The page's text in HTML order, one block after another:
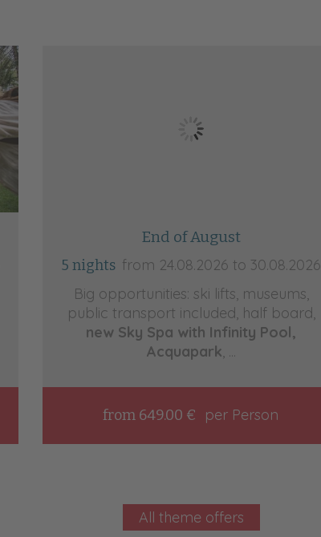
End of August
5 nights from 24.08.2026 to 30.08.2026
Big opportunities: ski lifts, museums,
public transport included, half board,
new Sky Spa with Infinity Pool,
Acquapark, ...
from 649.00 € per Person
All theme offers